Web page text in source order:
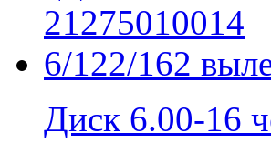
Диск 6.00-16